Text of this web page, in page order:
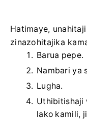
Hatimaye,
zinazohitajika
Barua pepe.
Nambari ya
Lugha.
Uthibitishaji
lako kamili,